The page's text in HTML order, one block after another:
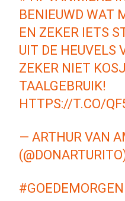
BENIEUWD WAT
EN ZEKER IETS
UIT DE HEUVELS
ZEKER NIET
TAALGEBRUIK!
HTTPS://T.CO/
— ARTHUR VAN
#GOEDEMORGEN